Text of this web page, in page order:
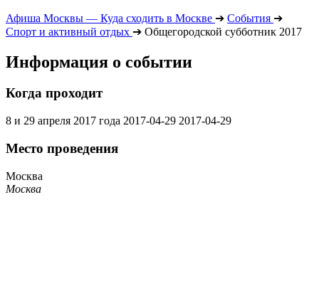
Афиша Москвы — Куда сходить в Москве ➔ События ➔
Спорт и активный отдых ➔ Общегородской субботник 2017
Информация о событии
Когда проходит
8 и 29 апреля 2017 года 2017-04-29 2017-04-29
Место проведения
Москва
Москва